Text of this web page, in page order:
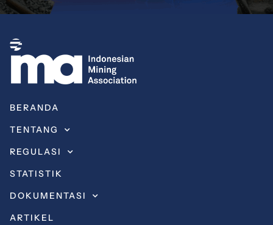
BERANDA
TENTANG
REGULASI
STATISTIK
DOKUMENTASI
ARTIKEL